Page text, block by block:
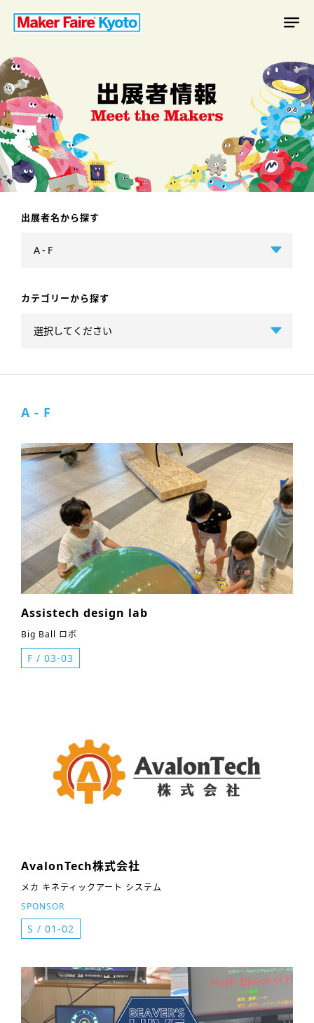
出展者名から探す
カテゴリーから探す
A - F
Assistech design lab
Big Ball ロボ
F / 03-03
AvalonTech株式会社
メカ キネティックアート システム
SPONSOR
S / 01-02